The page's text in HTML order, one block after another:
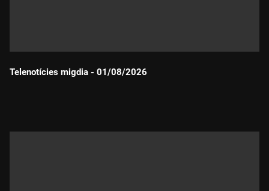
Telenotícies migdia - 01/08/2026